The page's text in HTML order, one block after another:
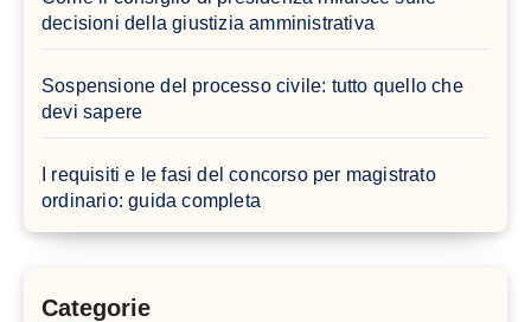
decisioni della giustizia amministrativa
Sospensione del processo civile: tutto quello che
devi sapere
I requisiti e le fasi del concorso per magistrato
ordinario: guida completa
Categorie